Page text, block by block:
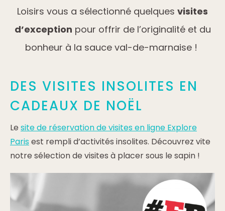
Loisirs vous a sélectionné quelques visites
d’exception pour offrir de l’originalité et du
bonheur à la sauce val-de-marnaise !
DES VISITES INSOLITES EN
CADEAUX DE NOËL
Le site de réservation de visites en ligne Explore
Parisest rempli d’activités insolites. Découvrez vite
notre sélection de visites à placer sous le sapin !